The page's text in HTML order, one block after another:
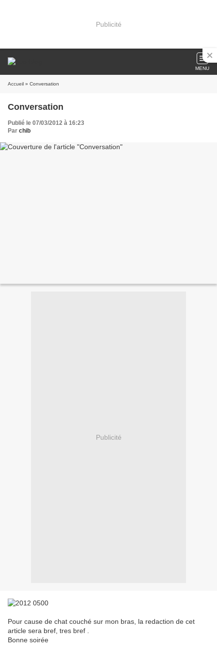
Publicité
MENU
Accueil » Conversation
Conversation
Publié le 07/03/2012 à 16:23
Par chib
Publicité
Pour cause de chat couché sur mon bras, la redaction de cet
article sera bref, tres bref .
Bonne soirée